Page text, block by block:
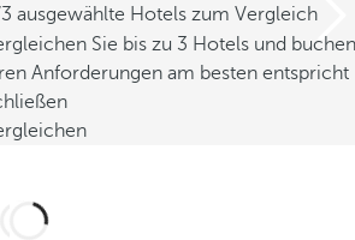
ausgewählte Hotels zum Vergleich
Sie bis zu 3 Hotels und
Anforderungen am besten entspricht